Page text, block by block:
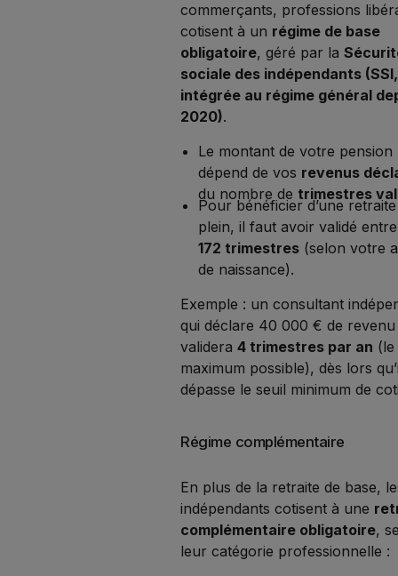
commerçants, professions
cotisent à un régime de base
obligatoire, géré par la
sociale des indépendants (SSI,
intégrée au régime général
2020).
Le montant de votre pension
dépend de vos revenus
du nombre de trimestres
Pour bénéficier d’une
plein, il faut avoir validé
172 trimestres(selon votre
de naissance).
Exemple : un consultant
qui déclare 40 000 € de
validera4 trimestres par an (le
maximum possible), dès lors
dépasse le seuil minimum de
Régime complémentaire
En plus de la retraite de base,
indépendants cotisent à une
complémentaire obligatoire,
leur catégorie professionnelle :